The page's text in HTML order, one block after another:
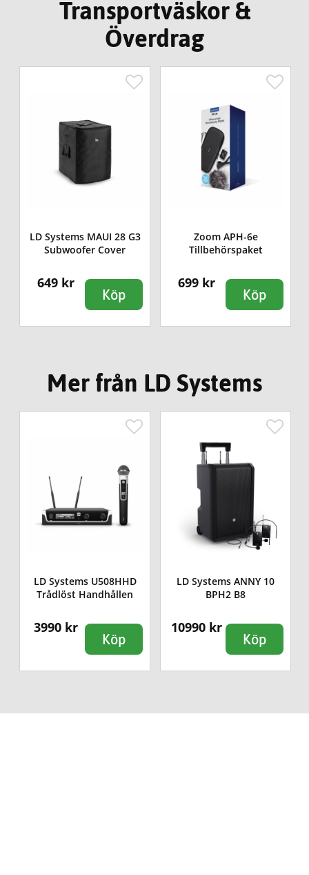
Transportväskor &
Överdrag
LD Systems MAUI 28 G3
Subwoofer Cover
649 kr
Köp
Zoom APH-6e
Tillbehörspaket
699 kr
Köp
Mer från LD Systems
LD Systems U508HHD
Trådlöst Handhållen
3990 kr
Köp
LD Systems ANNY 10
BPH2 B8
10990 kr
Köp